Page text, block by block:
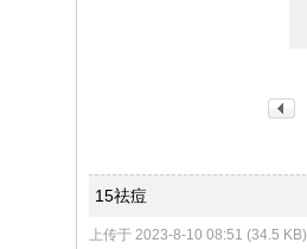
区
15祛痘
上传于 2023-8-10 08:51 (34.5 KB)